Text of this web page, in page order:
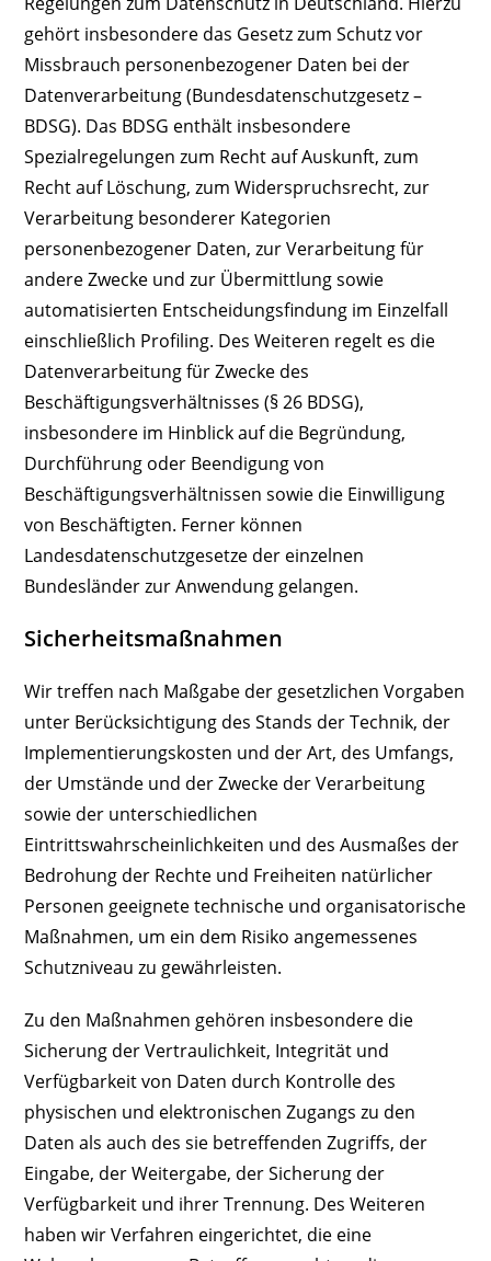
gehört insbesondere das Gesetz zum Schutz vor
Missbrauch personenbezogener Daten bei der
Datenverarbeitung (Bundesdatenschutzgesetz –
BDSG). Das BDSG enthält insbesondere
Spezialregelungen zum Recht auf Auskunft, zum
Recht auf Löschung, zum Widerspruchsrecht, zur
Verarbeitung besonderer Kategorien
personenbezogener Daten, zur Verarbeitung für
andere Zwecke und zur Übermittlung sowie
automatisierten Entscheidungsfindung im Einzelfall
einschließlich Profiling. Des Weiteren regelt es die
Datenverarbeitung für Zwecke des
Beschäftigungsverhältnisses (§ 26 BDSG),
insbesondere im Hinblick auf die Begründung,
Durchführung oder Beendigung von
Beschäftigungsverhältnissen sowie die Einwilligung
von Beschäftigten. Ferner können
Landesdatenschutzgesetze der einzelnen
Bundesländer zur Anwendung gelangen.
Sicherheitsmaßnahmen
Wir treffen nach Maßgabe der gesetzlichen Vorgaben
unter Berücksichtigung des Stands der Technik, der
Implementierungskosten und der Art, des Umfangs,
der Umstände und der Zwecke der Verarbeitung
sowie der unterschiedlichen
Eintrittswahrscheinlichkeiten und des Ausmaßes der
Bedrohung der Rechte und Freiheiten natürlicher
Personen geeignete technische und organisatorische
Maßnahmen, um ein dem Risiko angemessenes
Schutzniveau zu gewährleisten.
Zu den Maßnahmen gehören insbesondere die
Sicherung der Vertraulichkeit, Integrität und
Verfügbarkeit von Daten durch Kontrolle des
physischen und elektronischen Zugangs zu den
Daten als auch des sie betreffenden Zugriffs, der
Eingabe, der Weitergabe, der Sicherung der
Verfügbarkeit und ihrer Trennung. Des Weiteren
haben wir Verfahren eingerichtet, die eine